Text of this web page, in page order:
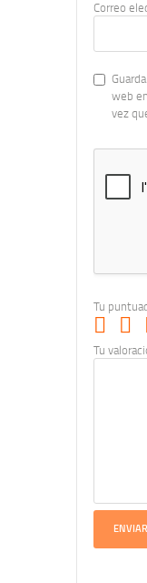
Correo
web
vez
Tu
Tu